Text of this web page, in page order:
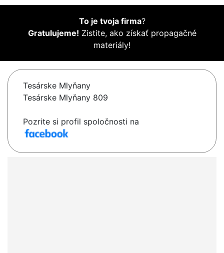
To je tvoja firma?
Gratulujeme! Zistite, ako získať propagačné
materiály!
Tesárske Mlyňany
Tesárske Mlyňany 809
Pozrite si profil spoločnosti na